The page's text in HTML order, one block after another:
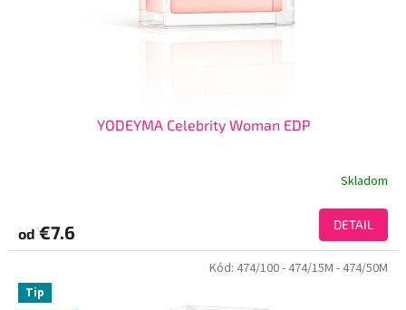
YODEYMA Celebrity Woman EDP
Skladom
od €7.6 DETAIL
Tip
Kód: 474/100- 474/15M - 474/50M